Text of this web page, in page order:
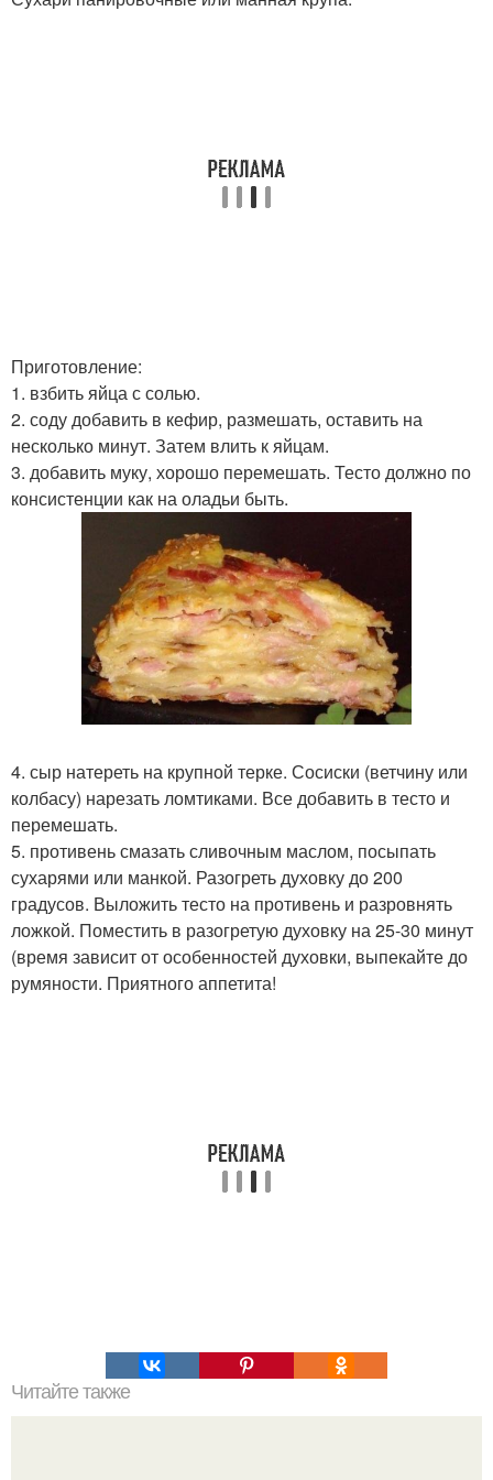
Приготовление:
1. взбить яйца с солью.
2. соду добавить в кефир, размешать, оставить на
несколько минут. Затем влить к яйцам.
3. добавить муку, хорошо перемешать. Тесто должно по
консистенции как на оладьи быть.
4. сыр натереть на крупной терке. Сосиски (ветчину или
колбасу) нарезать ломтиками. Все добавить в тесто и
перемешать.
5. противень смазать сливочным маслом, посыпать
сухарями или манкой. Разогреть духовку до 200
градусов. Выложить тесто на противень и разровнять
ложкой. Поместить в разогретую духовку на 25-30 минут
(время зависит от особенностей духовки, выпекайте до
румяности. Приятного аппетита!
Читайте также